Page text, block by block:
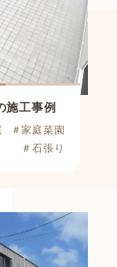
施工事例
＃家庭菜園
＃石張り